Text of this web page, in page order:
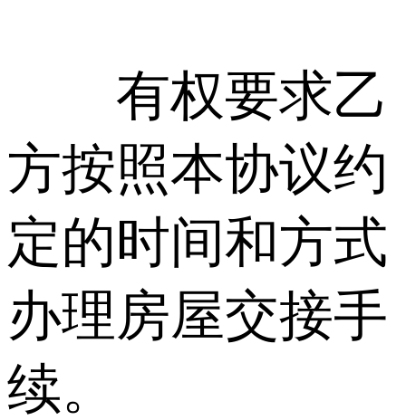
有权要求乙
方按照本协议约
定的时间和方式
办理房屋交接手
续。